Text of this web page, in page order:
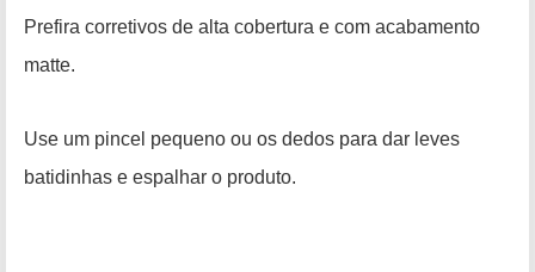
Prefira corretivos de alta cobertura e com acabamento
matte.
Use um pincel pequeno ou os dedos para dar leves
batidinhas e espalhar o produto.